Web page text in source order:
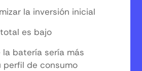
la inversión inicial
es bajo
la batería sería más
perfil de consumo